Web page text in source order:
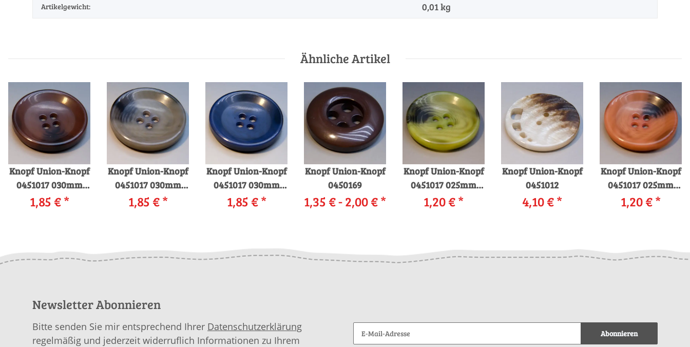
Artikelgewicht: 0,01kg
Ähnliche Artikel
Knopf Union-Knopf
0451017 030mm
0020 braun
1,85 €*
Knopf Union-Knopf
0451017 030mm
0076 khaki
1,85 €*
Knopf Union-Knopf
0451017 030mm
0066 marine
1,85 €*
Knopf Union-Knopf
0450169
1,35 € -2,00 €*
Knopf Union-Knopf
0451017 025mm
0026 grün
1,20 €*
Knopf Union-Knopf
0451012
4,10 €*
Knopf Union-Knopf
0451017 025mm
0042 orange
1,20 €*
Newsletter Abonnieren
Bitte senden Sie mir entsprechend Ihrer Datenschutzerklärung
regelmäßig und jederzeit widerruflich Informationen zu Ihrem
Abonnieren